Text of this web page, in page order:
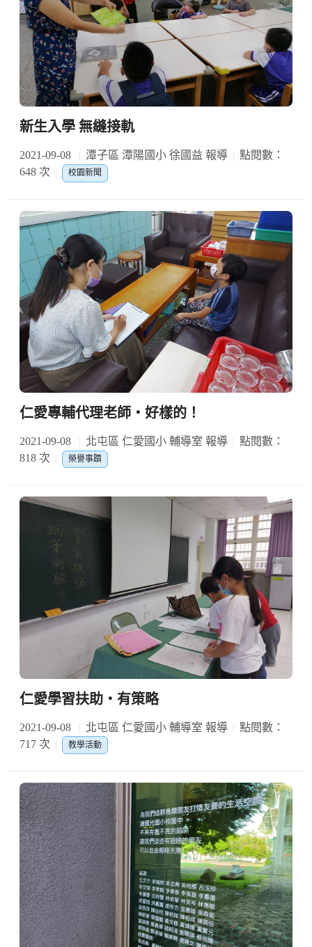
新生入學 無縫接軌
2021-09-08 潭子區 潭陽國小 徐國益 報導
點閱數：
648 次
校園新聞
仁愛專輔代理老師‧好樣的！
2021-09-08 北屯區 仁愛國小 輔導室 報導
點閱數：
818 次
榮譽事蹟
仁愛學習扶助‧有策略
2021-09-08 北屯區 仁愛國小 輔導室 報導
點閱數：
717 次
教學活動